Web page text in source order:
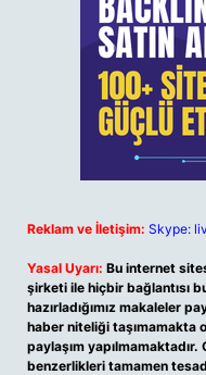
Reklam ve İletişim: Skype:
Yasal Uyarı: Bu internet
şirketi ile hiçbir bağlantısı
hazırladığımız makaleler
haber niteliği taşımamakta
paylaşım
benzerlikleri tamamen